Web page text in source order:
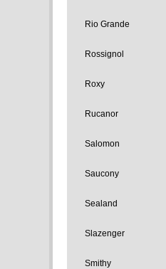
Rio Grande
Rossignol
Roxy
Rucanor
Salomon
Saucony
Sealand
Slazenger
Smithy